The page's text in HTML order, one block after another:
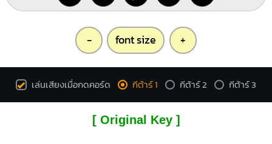
- font size +
เล่นเสียงเมื่อกดคอร์ด กีต้าร์ 1 กีต้าร์ 2 กีต้าร์ 3
[ Original Key ]